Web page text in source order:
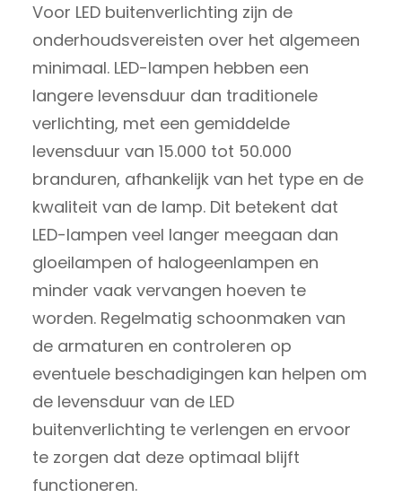
Voor LED buitenverlichting zijn de
onderhoudsvereisten over het algemeen
minimaal. LED-lampen hebben een
langere levensduur dan traditionele
verlichting, met een gemiddelde
levensduur van 15.000 tot 50.000
branduren, afhankelijk van het type en de
kwaliteit van de lamp. Dit betekent dat
LED-lampen veel langer meegaan dan
gloeilampen of halogeenlampen en
minder vaak vervangen hoeven te
worden. Regelmatig schoonmaken van
de armaturen en controleren op
eventuele beschadigingen kan helpen om
de levensduur van de LED
buitenverlichting te verlengen en ervoor
te zorgen dat deze optimaal blijft
functioneren.